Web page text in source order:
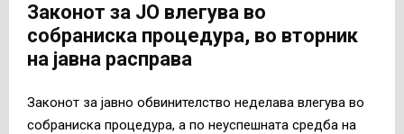
Законот за ЈО влегува во
собраниска процедура, во вторник
на јавна расправа
Законот за јавно обвинителство неделава влегува во
собраниска процедура, а по неуспешната средба на